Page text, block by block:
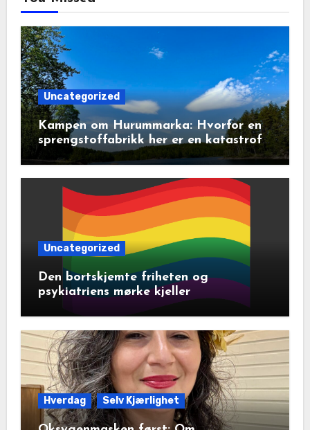
Uncategorized
Kampen om Hurummarka: Hvorfor en
sprengstoffabrikk her er en katastrofe
for natur og lokalsamfunn
Uncategorized
Den bortskjemte friheten og
psykiatriens mørke kjeller
Hverdag Selv Kjærlighet